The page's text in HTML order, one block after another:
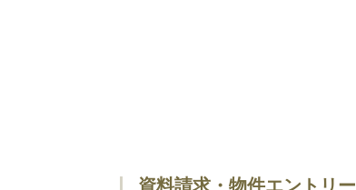
資料請求・物件エントリ